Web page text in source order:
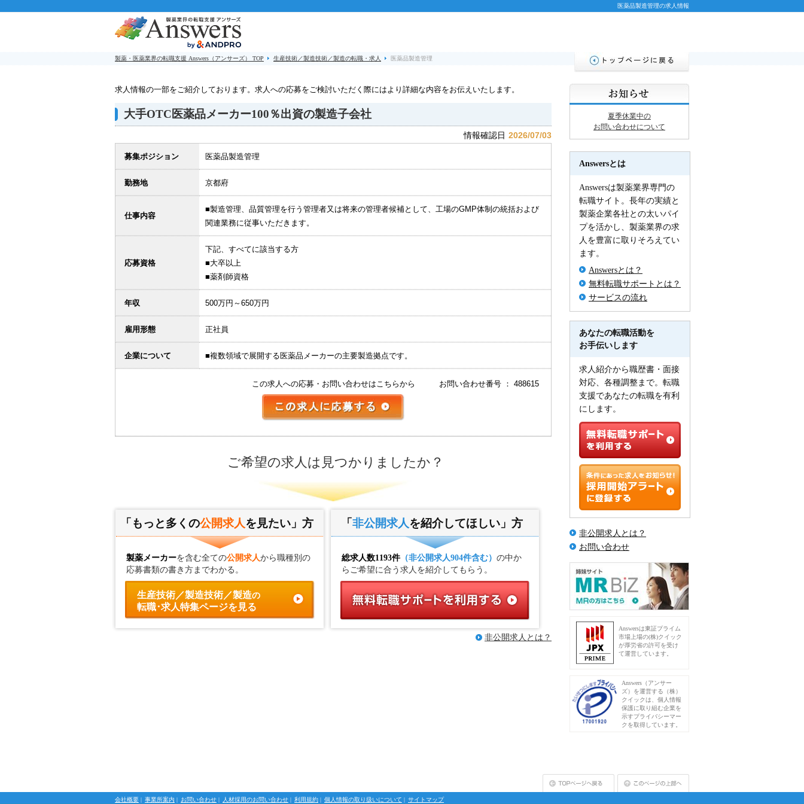
医薬品製造管理の求人情報
製薬・医薬業界の転職支援 Answers（アンサーズ） TOP 生産技術／製造技術／製造の転職・求人 医薬品製造管理
求人情報の一部をご紹介しております。求人への応募をご検討いただく際にはより詳細な内容をお伝えいたします。
大手OTC医薬品メーカー100％出資の製造子会社
情報確認日 2026/07/03
募集ポジション 医薬品製造管理
勤務地 京都府
仕事内容
■製造管理、品質管理を行う管理者又は将来の管理者候補として、工場のGMP体制の統括および
関連業務に従事いただきます。
応募資格
下記、すべてに該当する方
■大卒以上
■薬剤師資格
年収 500万円～650万円
雇用形態 正社員
企業について ■複数領域で展開する医薬品メーカーの主要製造拠点です。
お問い合わせ番号 ： 488615
この求人への応募・お問い合わせはこちらから
ご希望の求人は見つかりましたか？
「もっと多くの公開求人を見たい」方
製薬メーカーを含む全ての公開求人から職種別の
応募書類の書き方までわかる。
生産技術／製造技術／製造の
転職･求人特集ページを見る
「 非公開求人 を紹介してほしい」方
総求人数1193件（非公開求人904件含む） の中か
らご希望に合う求人を紹介してもらう。
非公開求人とは？
夏季休業中の
お問い合わせについて
Answersとは
Answersは製薬業界専門の
転職サイト。長年の実績と
製薬企業各社との太いパイ
プを活かし、製薬業界の求
人を豊富に取りそろえてい
ます。
Answersとは？
無料転職サポートとは？
サービスの流れ
あなたの転職活動を
お手伝いします
求人紹介から職歴書・面接
対応、各種調整まで。転職
支援であなたの転職を有利
にします。
非公開求人とは？
お問い合わせ
Answersは東証プライム
市場上場の(株)クイック
が厚労省の許可を受け
て運営しています。
Answers（アンサー
ズ）を運営する（株）
クイックは、個人情報
保護に取り組む企業を
示すプライバシーマー
クを取得しています。
会社概要 | 事業所案内 | お問い合わせ | 人材採用のお問い合わせ | 利用規約 | 個人情報の取り扱いについて | サイトマップ